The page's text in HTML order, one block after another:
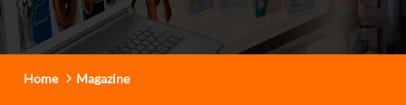
Home Magazine